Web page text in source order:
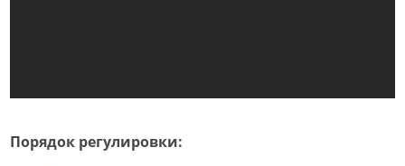
Порядок регулировки: